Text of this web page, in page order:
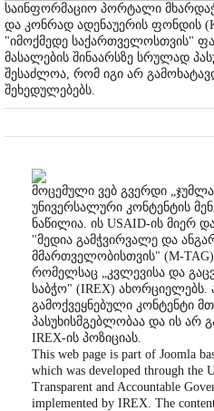
საინფორმაციო პორტალი
და კონრად ადენაუერის ფონდის
"იმოქმედე საქართველოსთვის"
მასალების შინაარსზე სრულად
შესაძლოა, რომ იგი არ
შეხედულებებს.
მოცემული ვებ გვერდი
უნივერსალური კონტენტის
ნაწილია. ის USAID-ის მიერ
"მედია გამჭვირვალე და
მმართველობისთვის" (M-TAG)
რომელსაც „კვლევისა და
საბჭო" (IREX) ახორციელებს.
გამოქვეყნებული კონტენტი
პასუხისმგებლობაა და ის არ
IREX-ის პოზიციას.
This web page is part of Joomla
which was developed through the
Transparent and Accountable
implemented by IREX. The